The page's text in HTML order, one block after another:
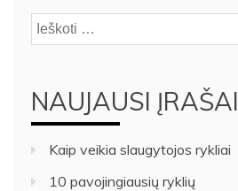
Ieškoti:
NAUJAUSI ĮRAŠAI
Kaip veikia slaugytojos rykliai
10 pavojingiausių ryklių